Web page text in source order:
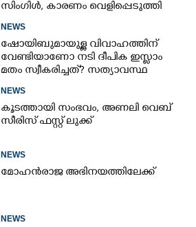
സിംഗിൾ, കാരണം വെളിപ്പെടുത്തി
NEWS
ഷോയിബുമായുള്ള വിവാഹത്തിന്
വേണ്ടിയാണോ നടി ദീപിക ഇസ്ലാം
മതം സ്വീകരിച്ചത്? സത്യാവസ്ഥ
NEWS
കൂടത്തായി സംഭവം, അണലി വെബ്
സീരിസ് ഫസ്റ്റ് ലുക്ക്
NEWS
മോഹൻരാജ അഭിനയത്തിലേക്ക്
NEWS